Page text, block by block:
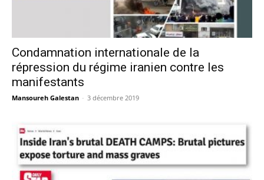
Condamnation internationale de la
répression du régime iranien contre les
manifestants
Mansoureh Galestan - 3 décembre 2019